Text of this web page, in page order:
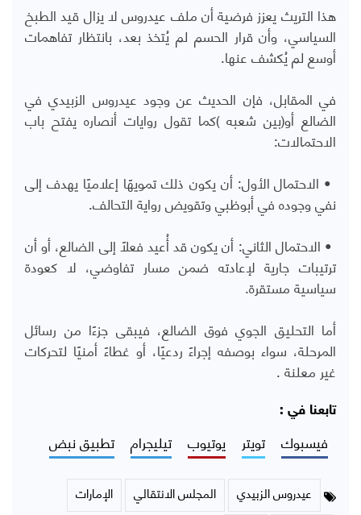
هذا التريث يعزز فرضية أن ملف عيدروس لا يزال قيد الطبخ
السياسي، وأن قرار الحسم لم يُتخذ بعد، بانتظار تفاهمات
أوسع لم يُكشف عنها.
في المقابل، فإن الحديث عن وجود عيدروس الزبيدي في
الضالع أو(بين شعبه )كما تقول روايات أنصاره يفتح باب
الاحتمالات:
• الاحتمال الأول: أن يكون ذلك تمويهًا إعلاميًا يهدف إلى
نفي وجوده في أبوظبي وتقويض رواية التحالف.
• الاحتمال الثاني: أن يكون قد أُعيد فعلًا إلى الضالع، أو أن
ترتيبات جارية لإعادته ضمن مسار تفاوضي، لا كعودة
سياسية مستقرة.
أما التحليق الجوي فوق الضالع، فيبقى جزءًا من رسائل
المرحلة، سواء بوصفه إجراءً ردعيًا، أو غطاءً أمنيًا لتحركات
غير معلنة .
تابعنا في :
فيسبوك تويتر يوتيوب تيليجرام تطبيق نبض
عيدروس الزبيدي المجلس الانتقالي
الإمارات